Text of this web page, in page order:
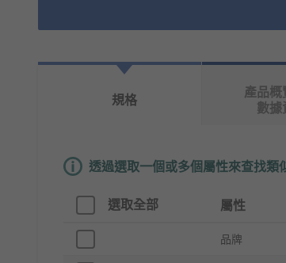
規格
產品
數據
透過選取一個或多個屬性來查找類
選取全部 屬性
品牌